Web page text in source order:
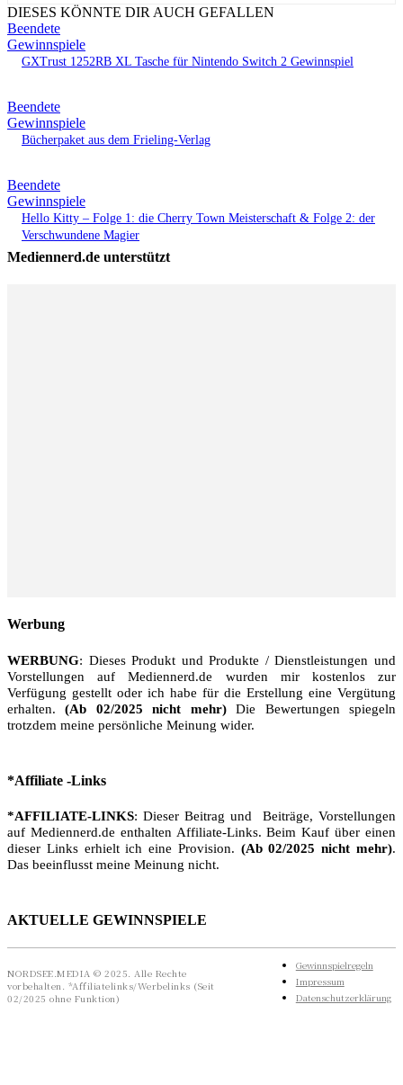
DIESES KÖNNTE DIR AUCH GEFALLEN
Beendete
Gewinnspiele
GXTrust 1252RB XL Tasche für Nintendo Switch 2 Gewinnspiel
Beendete
Gewinnspiele
Bücherpaket aus dem Frieling-Verlag
Beendete
Gewinnspiele
Hello Kitty – Folge 1: die Cherry Town Meisterschaft & Folge 2: der
Verschwundene Magier
Mediennerd.de unterstützt
Werbung
WERBUNG: Dieses Produkt und Produkte / Dienstleistungen und
Vorstellungen auf Mediennerd.de wurden mir kostenlos zur
Verfügung gestellt oder ich habe für die Erstellung eine Vergütung
erhalten.(Ab 02/2025 nicht mehr)Die Bewertungen spiegeln
trotzdem meine persönliche Meinung wider.
*Affiliate -Links
*AFFILIATE-LINKS: Dieser Beitrag und Beiträge, Vorstellungen
auf Mediennerd.de enthalten Affiliate-Links. Beim Kauf über einen
dieser Links erhielt ich eine Provision. (Ab 02/2025 nicht mehr).
Das beeinflusst meine Meinung nicht.
AKTUELLE GEWINNSPIELE
NORDSEE.MEDIA © 2025. Alle Rechte
vorbehalten. *Affiliatelinks/Werbelinks (Seit
02/2025 ohne Funktion)
Gewinnspielregeln
Impressum
Datenschutzerklärung